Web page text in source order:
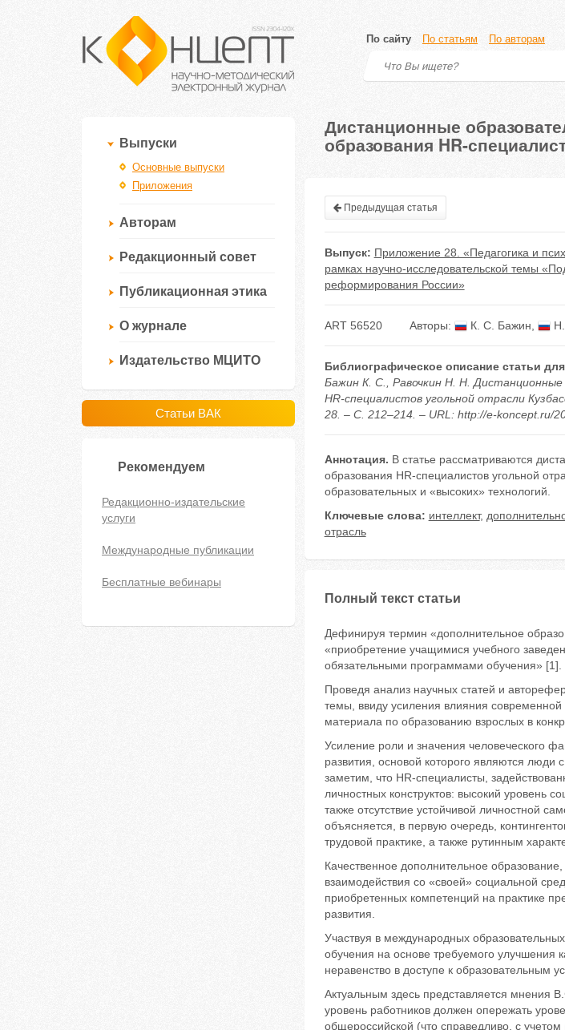
По сайту По статьям По авторам
Выпуски
Основные выпуски
Приложения
Авторам
Редакционный совет
Публикационная этика
О журнале
Издательство МЦИТО
Статьи ВАК
Рекомендуем
Редакционно-издательские
услуги
Международные публикации
Бесплатные вебинары
Дистанционные
образования HR-
Предыдущая статья
Выпуск: Приложение 28. «Педагогика и
рамках научно-исследовательской темы
реформирования России»
ART 56520 Авторы: К. С. Бажин Н.
Библиографическое описание статьи
Бажин К. С., Равочкин Н. Н.
HR-специалистов угольной отрасли
28. – С. 212–214. – URL: http://e-koncept.ru/
Аннотация. В статье рассматриваются
образования HR-специалистов угольной
образовательных и «высоких» технологий.
Ключевые слова: интеллект,
отрасль
Полный текст статьи
Дефинируя термин «дополнительное
«приобретение учащимися учебного
обязательными программами обучения» [1].
Проведя анализ научных статей и
темы, ввиду усиления влияния современной
материала по образованию взрослых в
Усиление роли и значения человеческого
развития, основой которого являются
заметим, что HR-специалисты,
личностных конструктов: высокий уровень
также отсутствие устойчивой личностной
объясняется, в первую очередь,
трудовой практике, а также рутинным
Качественное дополнительное
взаимодействия со «своей» социальной
приобретенных компетенций на практике
развития.
Участвуя в международных
обучения на основе требуемого улучшения
неравенство в доступе к образовательным
Актуальным здесь представляется мнения
уровень работников должен опережать
общероссийской (что справедливо, с